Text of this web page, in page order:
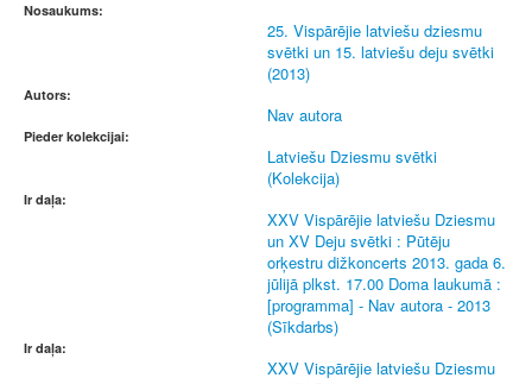
Nosaukums:
25. Vispārējie latviešu dziesmu
svētki un 15. latviešu deju svētki
(2013)
Autors:
Nav autora
Pieder kolekcijai:
Latviešu Dziesmu svētki
(Kolekcija)
Ir daļa:
XXV Vispārējie latviešu Dziesmu
un XV Deju svētki : Pūtēju
orķestru dižkoncerts 2013. gada 6.
jūlijā plkst. 17.00 Doma laukumā :
[programma] - Nav autora - 2013
(Sīkdarbs)
Ir daļa:
XXV Vispārējie latviešu Dziesmu